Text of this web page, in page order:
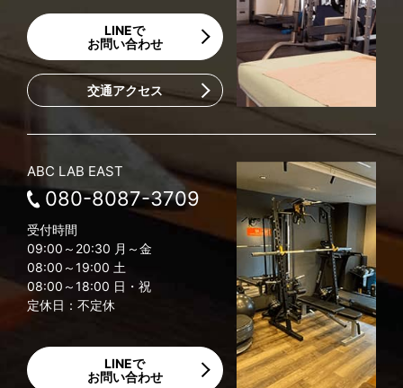
LINEで
お問い合わせ
交通アクセス
ABC LAB EAST
080-8087-3709
受付時間
09:00～20:30 月～金
08:00～19:00 土
08:00～18:00 日・祝
定休日：不定休
LINEで
お問い合わせ